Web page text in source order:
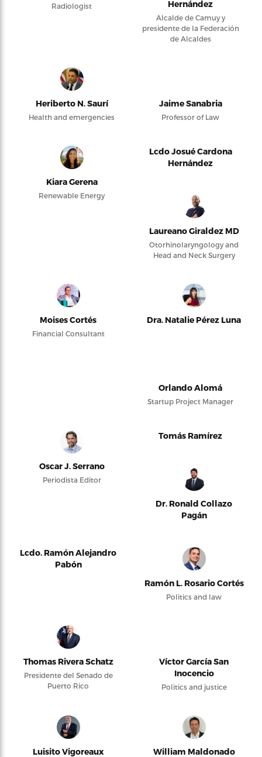
Radiologist
Hernández
Alcalde de Camuy y
presidente de la Federación
de Alcaldes
Heriberto N. Saurí
Health and emergencies
Jaime Sanabria
Professor of Law
Kiara Gerena
Renewable Energy
Lcdo Josué Cardona
Hernández
Laureano Giraldez MD
Otorhinolaryngology and
Head and Neck Surgery
Moises Cortés
Financial Consultant
Dra. Natalie Pérez Luna
Orlando Alomá
Startup Project Manager
Oscar J. Serrano
Periodista Editor
Tomás Ramírez
Dr. Ronald Collazo
Pagán
Lcdo. Ramón Alejandro
Pabón
Ramón L. Rosario Cortés
Politics and law
Thomas Rivera Schatz
Presidente del Senado de
Puerto Rico
Víctor García San
Inocencio
Politics and justice
Luisito Vigoreaux William Maldonado